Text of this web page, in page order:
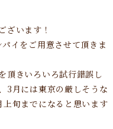
ざいます！
イをご用意させて頂きま
頂きいろいろ試行錯誤し
3月には東京の厳しそうな
旬までになると思います